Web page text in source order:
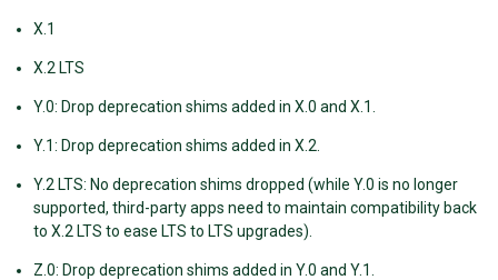
X.1
X.2 LTS
Y.0: Drop deprecation shims added in X.0 and X.1.
Y.1: Drop deprecation shims added in X.2.
Y.2 LTS: No deprecation shims dropped (while Y.0 is no longer
supported, third-party apps need to maintain compatibility back
to X.2 LTS to ease LTS to LTS upgrades).
Z.0: Drop deprecation shims added in Y.0 and Y.1.